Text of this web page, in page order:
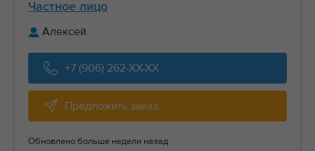
Частное лицо
Алексей
+7 (906) 262-XX-XX
Предложить заказ
Обновлено больше недели назад